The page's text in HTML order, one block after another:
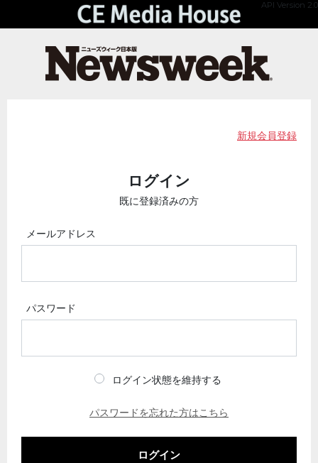
API Version 2.0
新規会員登録
ログイン
既に登録済みの方
メールアドレス
パスワード
ログイン状態を維持する
パスワードを忘れた方はこちら
ログイン